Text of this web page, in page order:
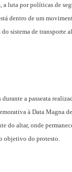
luta por políticas de
dentro de um
sistema de transporte
a passeata
à Data Magna
do altar, onde
objetivo do protesto.